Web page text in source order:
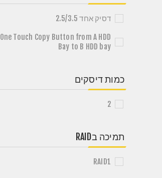
דסיק אחד 2.5/3.5
One Touch Copy Button from A HDD
Bay to B HDD bay
כמות דיסקים
2
תמיכה בRAID
RAID1